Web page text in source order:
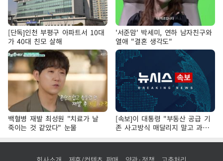
[단독]인천 부평구 아파트서 10대
가 40대 친모 살해
'서준맘' 박세미, 연하 남자친구와
열애 "결혼 생각도"
백혈병 재발 최성원 "치료가 날
죽이는 것 같았다" 눈물
[속보]이 대통령 "부동산 공급 기
존 사고방식 매달리지 말고 과감
히 실천"